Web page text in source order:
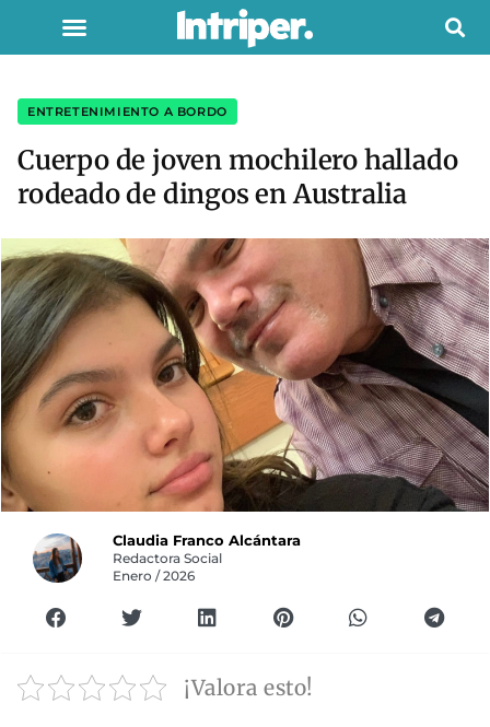
ENTRETENIMIENTO A BORDO
Cuerpo de joven mochilero hallado
rodeado de dingos en Australia
Claudia Franco Alcántara
Redactora Social
Enero / 2026
¡Valora esto!